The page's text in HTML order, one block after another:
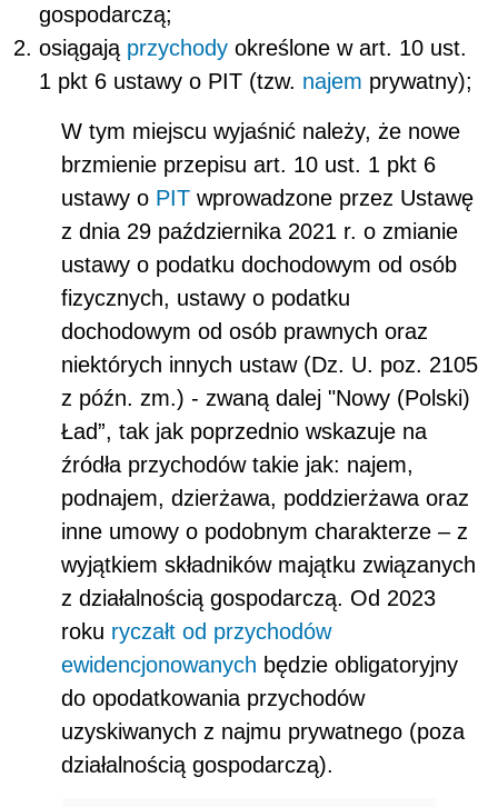
gospodarczą;
osiągają przychody określone w art. 10 ust.
1 pkt 6 ustawy o PIT (tzw. najem prywatny);
W tym miejscu wyjaśnić należy, że nowe
brzmienie przepisu art. 10 ust. 1 pkt 6
ustawy o PIT wprowadzone przez Ustawę
z dnia 29 października 2021 r. o zmianie
ustawy o podatku dochodowym od osób
fizycznych, ustawy o podatku
dochodowym od osób prawnych oraz
niektórych innych ustaw (Dz. U. poz. 2105
z późn. zm.) - zwaną dalej "Nowy (Polski)
Ład”, tak jak poprzednio wskazuje na
źródła przychodów takie jak: najem,
podnajem, dzierżawa, poddzierżawa oraz
inne umowy o podobnym charakterze – z
wyjątkiem składników majątku związanych
z działalnością gospodarczą. Od 2023
roku ryczałt od przychodów
ewidencjonowanych będzie obligatoryjny
do opodatkowania przychodów
uzyskiwanych z najmu prywatnego (poza
działalnością gospodarczą).